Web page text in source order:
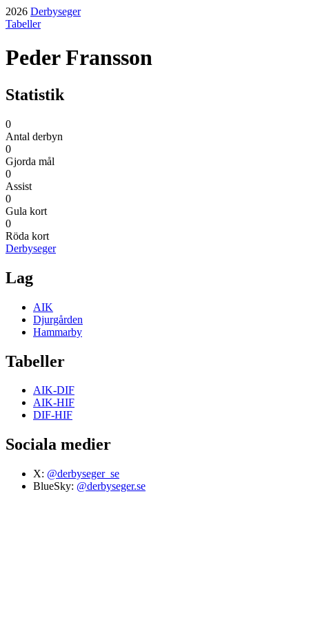
2026 Derbyseger
Tabeller
Peder Fransson
Statistik
0
Antal derbyn
0
Gjorda mål
0
Assist
0
Gula kort
0
Röda kort
Derbyseger
Lag
AIK
Djurgården
Hammarby
Tabeller
AIK-DIF
AIK-HIF
DIF-HIF
Sociala medier
X: @derbyseger_se
BlueSky: @derbyseger.se